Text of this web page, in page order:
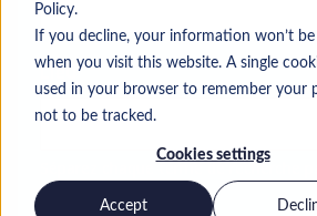
Policy.
If you decline, your information won’t be
when you visit this website. A single
used in your browser to remember your
not to be tracked.
Cookies settings
Accept
Lieu
Séparez chaque terme de recherche